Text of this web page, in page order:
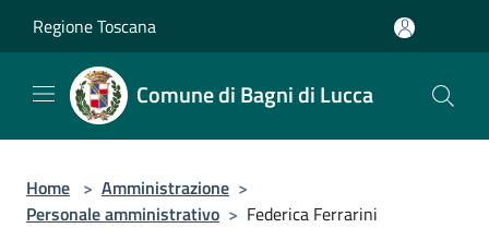
Regione Toscana
Comune di Bagni di Lucca
Home > Amministrazione >
Personale amministrativo > Federica Ferrarini